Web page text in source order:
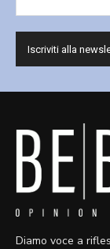
Diamo voce a